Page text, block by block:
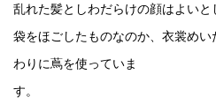
乱れた髪としわだらけの顔はよい
袋をほごしたものなのか、衣裳め
わりに蔦を使っていま
す。